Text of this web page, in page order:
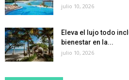
julio 10, 2026
Eleva el lujo todo
bienestar en la...
julio 10, 2026